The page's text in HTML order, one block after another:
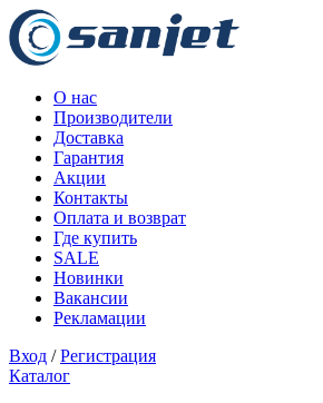
О нас
Производители
Доставка
Гарантия
Акции
Контакты
Оплата и возврат
Где купить
SALE
Новинки
Вакансии
Рекламации
Вход /Регистрация
Каталог